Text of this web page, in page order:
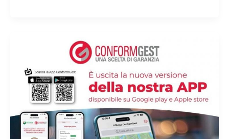
cresce
per
proteggere
sempre
più
automobilisti